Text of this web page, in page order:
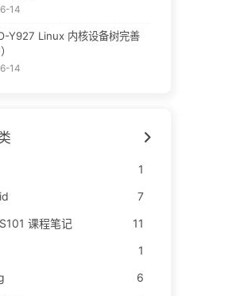
14
Y927 Linux 内核设备树完善
14
1
7
课程笔记
11
1
6